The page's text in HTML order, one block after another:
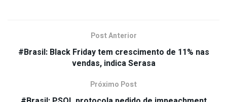
Post Anterior
#Brasil: Black Friday tem crescimento de 11% nas
vendas, indica Serasa
Próximo Post